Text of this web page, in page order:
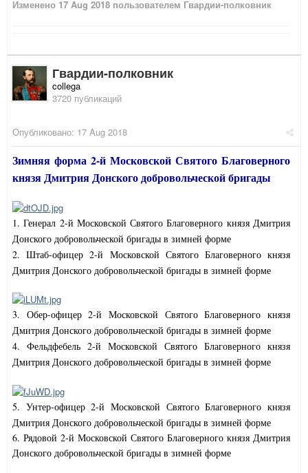
Изменено 17 Aug 2018 пользователем Гвардии-полковник
Гвардии-полковник
collega
3720 публикаций
Опубликовано: 17 Aug 2018
Зимняя форма 2-й Московской Святого Благоверного
князя Дмитрия Донского добровольческой бригады
1. Генерал 2-й Московской Святого Благоверного князя Дмитрия
Донского добровольческой бригады в зимней форме
2. Штаб-офицер 2-й Московской Святого Благоверного князя
Дмитрия Донского добровольческой бригады в зимней форме
3. Обер-офицер 2-й Московской Святого Благоверного князя
Дмитрия Донского добровольческой бригады в зимней форме
4. Фельдфебель 2-й Московской Святого Благоверного князя
Дмитрия Донского добровольческой бригады в зимней форме
5. Унтер-офицер 2-й Московской Святого Благоверного князя
Дмитрия Донского добровольческой бригады в зимней форме
6. Рядовой 2-й Московской Святого Благоверного князя Дмитрия
Донского добровольческой бригады в зимней форме